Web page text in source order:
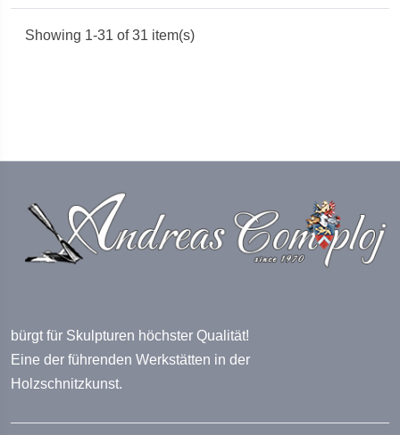
Showing 1-31 of 31 item(s)
bürgt für Skulpturen höchster Qualität!
Eine der führenden Werkstätten in der
Holzschnitzkunst.